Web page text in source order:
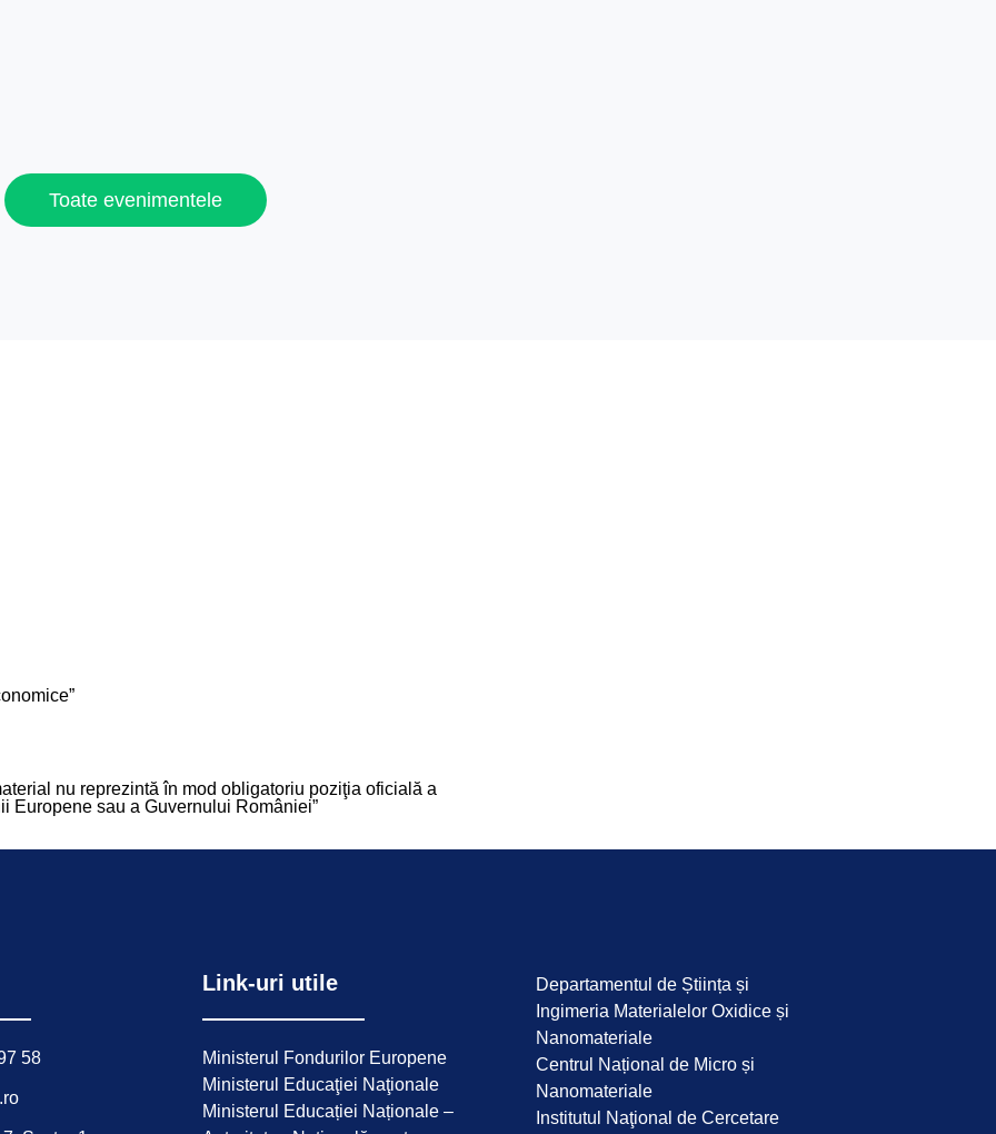
Toate evenimentele
nu reprezintă în mod obligatoriu poziţia oficială a
Europene sau a Guvernului României”
58
Link-uri utile
Ministerul Fondurilor Europene
Ministerul Educaţiei Naţionale
Ministerul Educației Naționale –
Departamentul de Știința și
Ingimeria Materialelor Oxidice și
Nanomateriale
Centrul Național de Micro și
Nanomateriale
Institutul Naţional de Cercetare